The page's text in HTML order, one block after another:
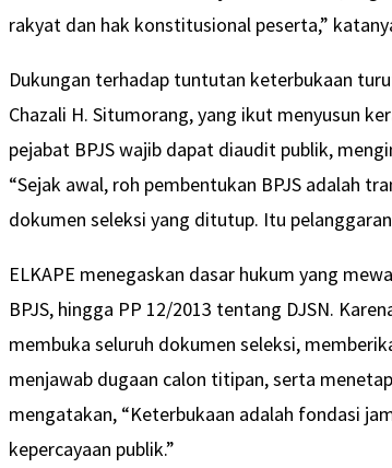
rakyat dan hak konstitusional peserta,”
Dukungan terhadap tuntutan keterbukaan
Chazali H. Situmorang, yang ikut menyusun
pejabat BPJS wajib dapat diaudit publik,
“Sejak awal, roh pembentukan BPJS adalah
dokumen seleksi yang ditutup. Itu
ELKAPE menegaskan dasar hukum yang
BPJS, hingga PP 12/2013 tentang DJSN.
membuka seluruh dokumen seleksi,
menjawab dugaan calon titipan, serta
mengatakan, “Keterbukaan adalah fondasi
kepercayaan publik.”